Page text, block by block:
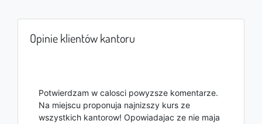
Opinie klientów kantoru
Potwierdzam w calosci powyzsze komentarze.
Na miejscu proponuja najnizszy kurs ze
wszystkich kantorow! Opowiadajac ze nie maja